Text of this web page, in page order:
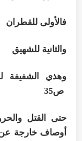
فالأولى للقطران
والثانية للشهيق
وهذي الشفيفة
ص35
حتى القتل
أوصاف خارجة عن